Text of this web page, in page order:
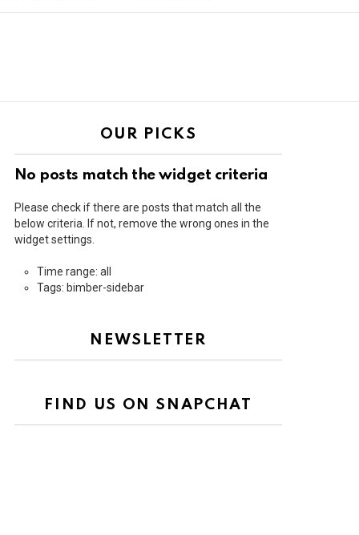
OUR PICKS
No posts match the widget criteria
Please check if there are posts that match all the
below criteria. If not, remove the wrong ones in the
widget settings.
Time range: all
Tags: bimber-sidebar
NEWSLETTER
FIND US ON SNAPCHAT